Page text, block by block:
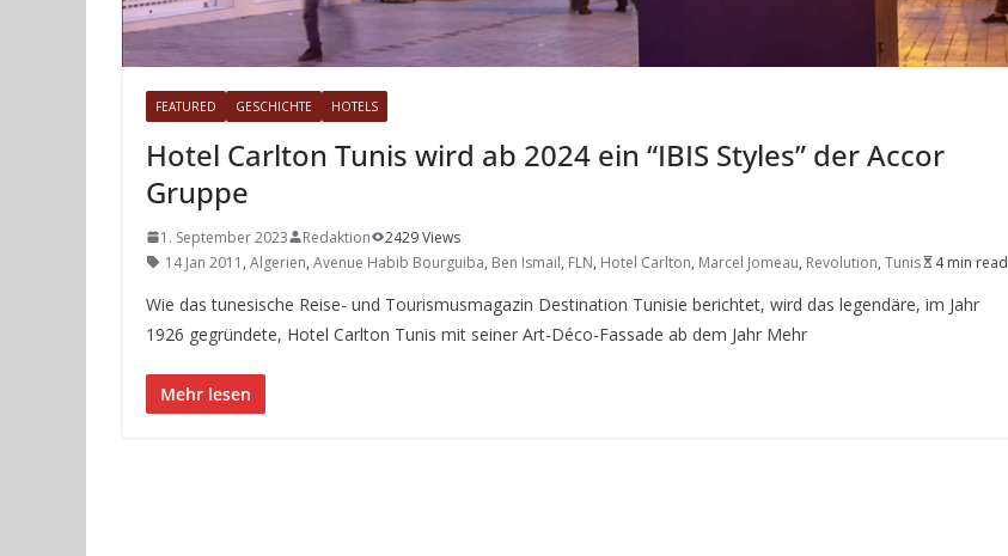
FEATURED GESCHICHTE HOTELS
Hotel Carlton Tunis wird ab 2024 ein “IBIS Styles” der Accor
Gruppe
1. September 2023 Redaktion
2429 Views
14 Jan 2011 , Algerien, Avenue Habib Bourguiba, Ben Ismail, FLN, Hotel Carlton, Marcel Jomeau, Revolution, Tunis 4 min read
Wie das tunesische Reise- und Tourismusmagazin Destination Tunisie berichtet, wird das legendäre, im Jahr
1926 gegründete, Hotel Carlton Tunis mit seiner Art-Déco-Fassade ab dem Jahr Mehr
Mehr lesen